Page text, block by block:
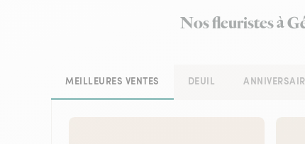
Nos fleuristes à
MEILLEURES VENTES DEUIL